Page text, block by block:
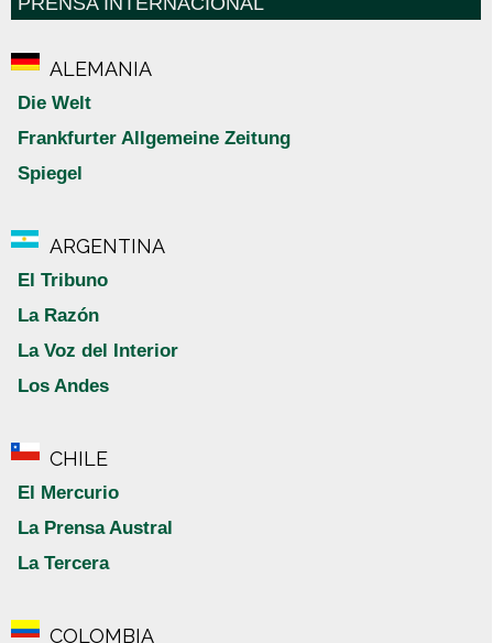
ALEMANIA
Die Welt
Frankfurter Allgemeine Zeitung
Spiegel
ARGENTINA
El Tribuno
La Razón
La Voz del Interior
Los Andes
CHILE
El Mercurio
La Prensa Austral
La Tercera
COLOMBIA